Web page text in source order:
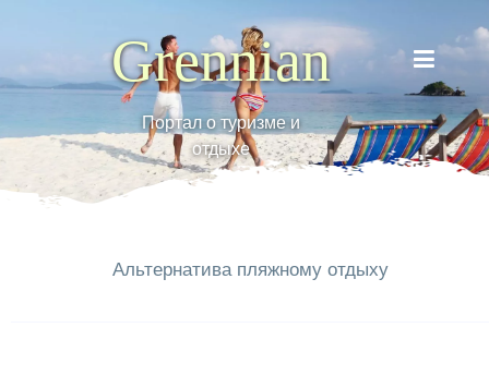
Grennian
Портал о туризме и
отдыхе
Альтернатива пляжному отдыху